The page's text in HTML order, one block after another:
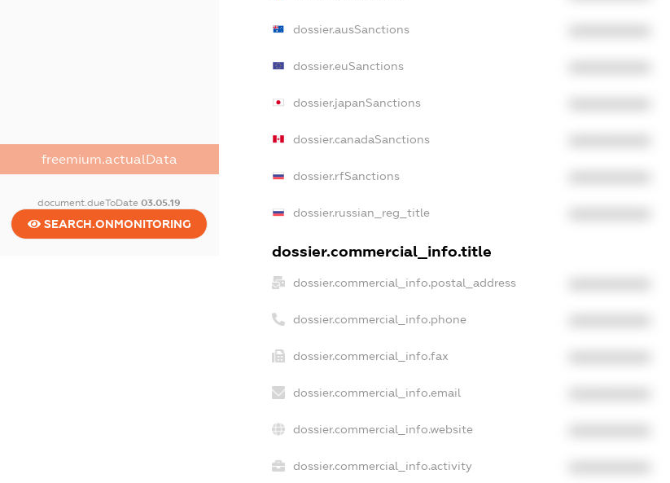
freemium.actualData
document.dueToDate03.05.19
SEARCH.ONMONITORING
dossier.ausSanctions
dossier.euSanctions
dossier.japanSanctions
dossier.canadaSanctions
dossier.rfSanctions
dossier.russian_reg_title
dossier.commercial_info.title
dossier.commercial_info.postal_address
dossier.commercial_info.phone
dossier.commercial_info.fax
dossier.commercial_info.email
dossier.commercial_info.website
dossier.commercial_info.activity